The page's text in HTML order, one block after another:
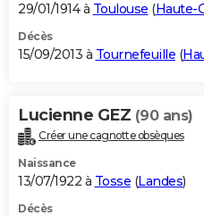
29/01/1914 à Toulouse (Haute-
Décès
15/09/2013 à Tournefeuille (
Lucienne GEZ (90 ans)
Créer une cagnotte obsèques
Naissance
13/07/1922 à Tosse (Landes)
Décès